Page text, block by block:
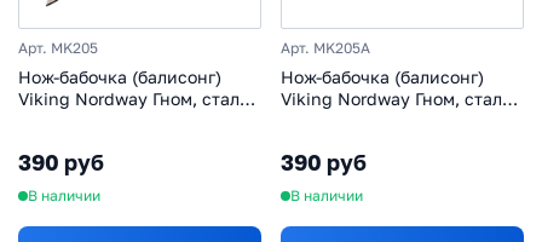
Арт. MK205
Нож-бабочка (балисонг)
Viking Nordway Гном, сталь
390 руб
В наличии
Арт. MK205A
Нож-бабочка (балисонг)
Viking Nordway Гном, сталь
390 руб
В наличии